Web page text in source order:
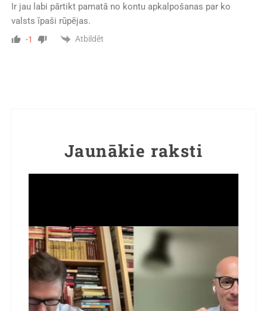
Ir jau labi pārtikt pamatā no kontu apkalpošanas par ko
valsts īpaši rūpējas.
-1 Atbildēt
Jaunākie raksti